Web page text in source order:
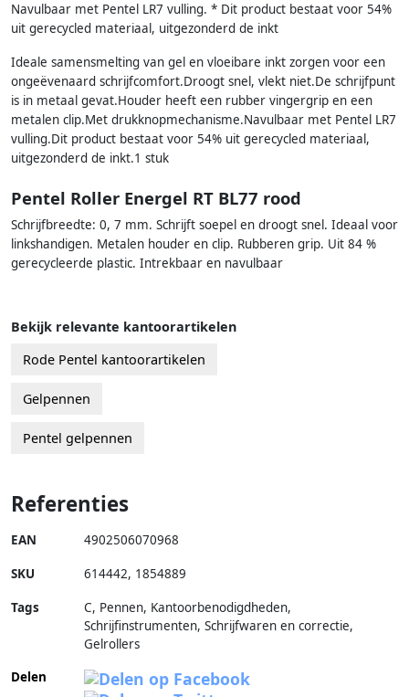
Navulbaar met Pentel LR7 vulling. * Dit product bestaat voor 54%
uit gerecycled materiaal, uitgezonderd de inkt
Ideale samensmelting van gel en vloeibare inkt zorgen voor een
ongeëvenaard schrijfcomfort.Droogt snel, vlekt niet.De schrijfpunt
is in metaal gevat.Houder heeft een rubber vingergrip en een
metalen clip.Met drukknopmechanisme.Navulbaar met Pentel LR7
vulling.Dit product bestaat voor 54% uit gerecycled materiaal,
uitgezonderd de inkt.1 stuk
Pentel Roller Energel RT BL77 rood
Schrijfbreedte: 0, 7 mm. Schrijft soepel en droogt snel. Ideaal voor
linkshandigen. Metalen houder en clip. Rubberen grip. Uit 84 %
gerecycleerde plastic. Intrekbaar en navulbaar
Bekijk relevante kantoorartikelen
Rode Pentel kantoorartikelen
Gelpennen
Pentel gelpennen
Referenties
EAN 4902506070968
SKU 614442, 1854889
Tags
C, Pennen, Kantoorbenodigdheden,
Schrijfinstrumenten, Schrijfwaren en correctie,
Gelrollers
Delen